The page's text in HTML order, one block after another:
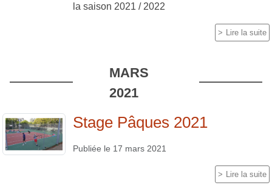
la saison 2021 / 2022
Lire la suite
MARS
2021
Stage Pâques 2021
Publiée le 17 mars 2021
Lire la suite